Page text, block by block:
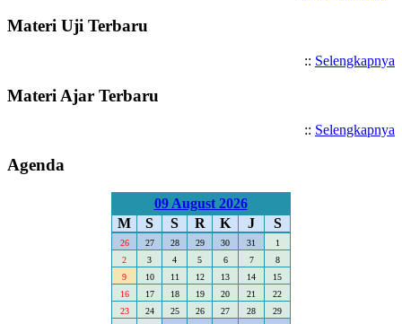
Materi Uji Terbaru
:: Selengkapnya
Materi Ajar Terbaru
:: Selengkapnya
Agenda
09 August 2026
M
S S R K J S
26 27 28 29 30 31
1
2
3 4 5 6 7
8
9
10 11 12 13 14
15
16
17 18 19 20 21
22
23
24 25 26 27 28
29